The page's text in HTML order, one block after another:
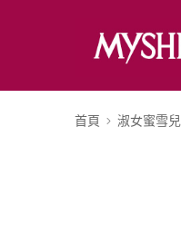
首頁 淑女蜜雪兒